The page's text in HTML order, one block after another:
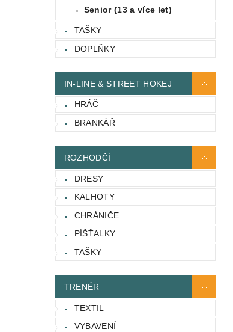
Senior (13 a více let)
TAŠKY
DOPLŇKY
IN-LINE & STREET HOKEJ
HRÁČ
BRANKÁŘ
ROZHODČÍ
DRESY
KALHOTY
CHRÁNIČE
PÍŠŤALKY
TAŠKY
TRENÉR
TEXTIL
VYBAVENÍ